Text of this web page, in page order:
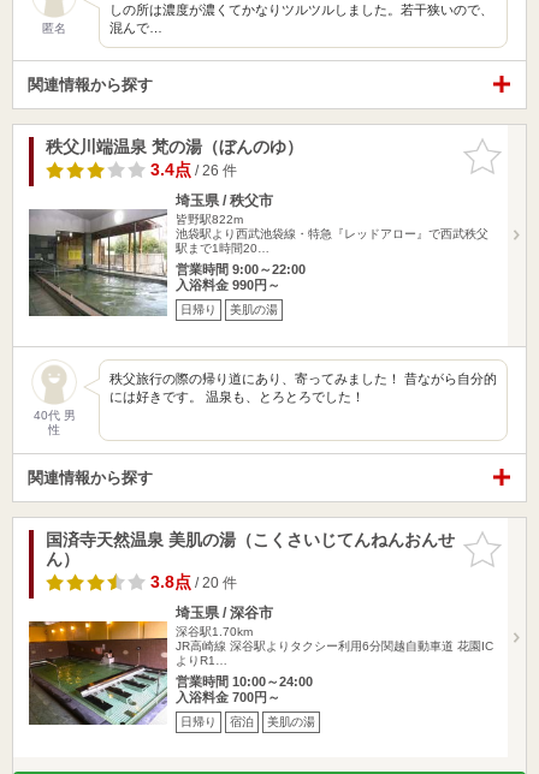
匿名
しの所は濃度が濃くてかなりツルツルしました。若干狭いので、
混んで…
関連情報から探す
お気に入
りに追加
秩父川端温泉 梵の湯（ぼんのゆ）
3.4点/ 26 件
埼玉県 / 秩父市
皆野駅822m
池袋駅より西武池袋線・特急『レッドアロー』で西武秩父
駅まで1時間20…
営業時間 9:00～22:00
入浴料金 990円～
日帰り 美肌の湯
40代 男
性
秩父旅行の際の帰り道にあり、寄ってみました！ 昔ながら自分的
には好きです。 温泉も、とろとろでした！
関連情報から探す
お気に入
りに追加
国済寺天然温泉 美肌の湯（こくさいじてんねんおんせ
ん）
3.8点/ 20 件
埼玉県 / 深谷市
深谷駅1.70km
JR高崎線 深谷駅よりタクシー利用6分関越自動車道 花園IC
よりR1…
営業時間 10:00～24:00
入浴料金 700円～
日帰り 宿泊 美肌の湯